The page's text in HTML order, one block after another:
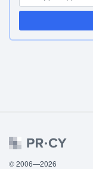
© 2006—2026